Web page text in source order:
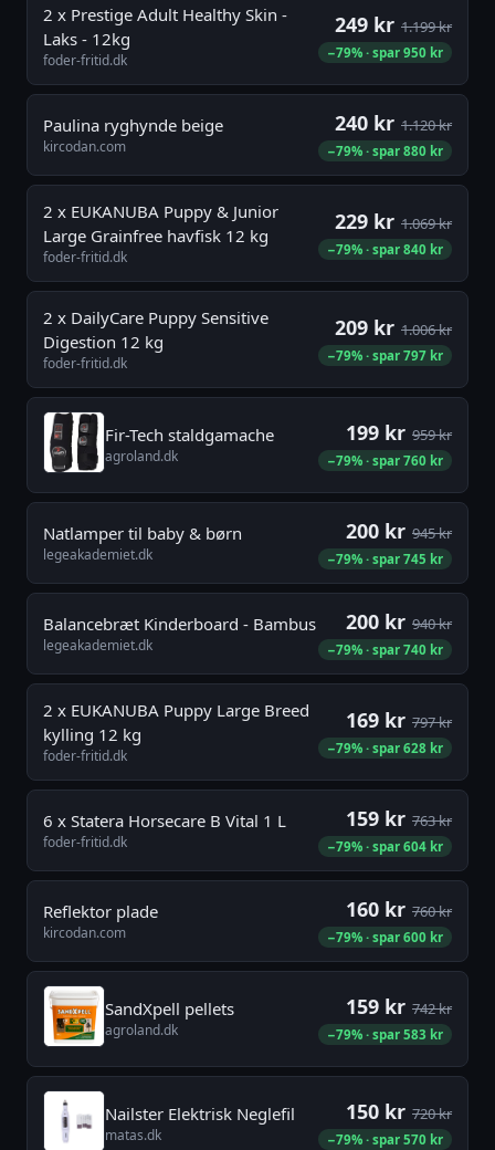
2 x Prestige Adult Healthy Skin -
Laks - 12kg
foder-fritid.dk
249 kr 1.199 kr
−79% · spar 950 kr
Paulina ryghynde beige
kircodan.com
240 kr 1.120 kr
−79% · spar 880 kr
2 x EUKANUBA Puppy & Junior
Large Grainfree havfisk 12 kg
foder-fritid.dk
229 kr 1.069 kr
−79% · spar 840 kr
2 x DailyCare Puppy Sensitive
Digestion 12 kg
foder-fritid.dk
209 kr 1.006 kr
−79% · spar 797 kr
Fir-Tech staldgamache
agroland.dk
199 kr 959 kr
−79% · spar 760 kr
Natlamper til baby & børn
legeakademiet.dk
200 kr 945 kr
−79% · spar 745 kr
Balancebræt Kinderboard - Bambus
legeakademiet.dk
200 kr 940 kr
−79% · spar 740 kr
2 x EUKANUBA Puppy Large Breed
kylling 12 kg
foder-fritid.dk
169 kr 797 kr
−79% · spar 628 kr
6 x Statera Horsecare B Vital 1 L
foder-fritid.dk
159 kr 763 kr
−79% · spar 604 kr
Reflektor plade
kircodan.com
160 kr 760 kr
−79% · spar 600 kr
SandXpell pellets
agroland.dk
159 kr 742 kr
−79% · spar 583 kr
Nailster Elektrisk Neglefil
matas.dk
150 kr 720 kr
−79% · spar 570 kr